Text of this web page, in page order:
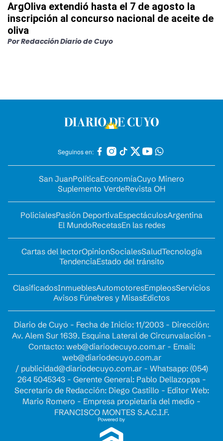
ArgOliva extendió hasta el 7 de agosto la
inscripción al concurso nacional de aceite de
oliva
PorRedacción Diario de Cuyo
Seguinos en:
San JuanPolíticaEconomíaCuyo Minero
Suplemento VerdeRevista OH
PolicialesPasión DeportivaEspectáculosArgentina
El MundoRecetasEn las redes
Cartas del lectorOpinionSocialesSaludTecnología
TendenciaEstado del tránsito
ClasificadosInmueblesAutomotoresEmpleosServicios
Avisos Fúnebres y MisasEdictos
Diario de Cuyo - Fecha de Inicio: 11/2003 - Dirección:
Av. Alem Sur 1639. Esquina Lateral de Circunvalación -
Contacto: web@diariodecuyo.com.ar- Email:
web@diariodecuyo.com.ar
/ publicidad@diariodecuyo.com.ar- Whatsapp: (054)
264 5045343 - Gerente General: Pablo Dellazoppa -
Secretario de Redacción: Diego Castillo - Editor Web:
Mario Romero - Empresa propietaria del medio -
FRANCISCO MONTES S.A.C.I.F.